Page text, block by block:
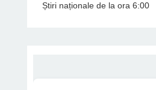
Știri naționale de la ora 6:00